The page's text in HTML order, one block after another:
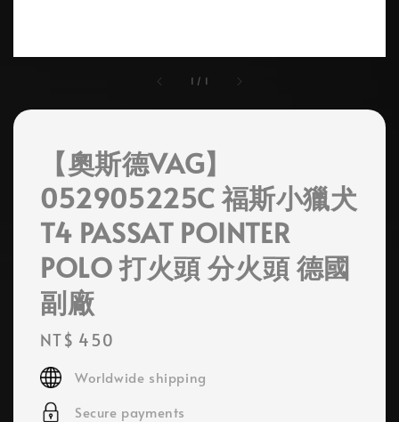
1 / 1
【奧斯德VAG】
052905225C 福斯小獵犬
T4 PASSAT POINTER
POLO 打火頭 分火頭 德國
副廠
Regular
price
NT$ 450
Worldwide shipping
Secure payments